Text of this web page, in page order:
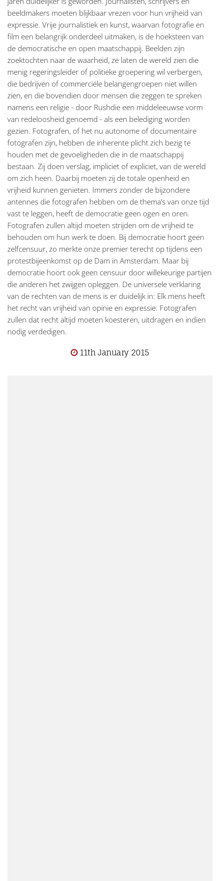
beeldmakers moeten blijkbaar vrezen voor hun vrijheid van
expressie. Vrije journalistiek en kunst, waarvan fotografie en
film een belangrijk onderdeel uitmaken, is de hoeksteen van
de democratische en open maatschappij. Beelden zijn
zoektochten naar de waarheid, ze laten de wereld zien die
menig regeringsleider of politieke groepering wil verbergen,
die bedrijven of commerciële belangengroepen niet willen
zien, en die bovendien door mensen die zeggen te spreken
namens een religie - door Rushdie een middeleeuwse vorm
van redeloosheid genoemd - als een belediging worden
gezien. Fotografen, of het nu autonome of documentaire
fotografen zijn, hebben de inherente plicht zich bezig te
houden met de gevoeligheden die in de maatschappij
bestaan. Zij doen verslag, impliciet of expliciet, van de wereld
om zich heen. Daarbij moeten zij de totale openheid en
vrijheid kunnen genieten. Immers zonder de bijzondere
antennes die fotografen hebben om de thema’s van onze tijd
vast te leggen, heeft de democratie geen ogen en oren.
Fotografen zullen altijd moeten strijden om de vrijheid te
behouden om hun werk te doen. Bij democratie hoort geen
zelfcensuur, zo merkte onze premier terecht op tijdens een
protestbijeenkomst op de Dam in Amsterdam. Maar bij
democratie hoort ook geen censuur door willekeurige partijen
die anderen het zwijgen opleggen. De universele verklaring
van de rechten van de mens is er duidelijk in: Elk mens heeft
het recht van vrijheid van opinie en expressie. Fotografen
zullen dat recht altijd moeten koesteren, uitdragen en indien
nodig verdedigen.
11th January 2015